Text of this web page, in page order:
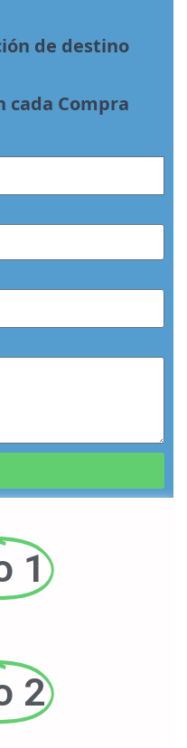
de destino
cada Compra
1
2